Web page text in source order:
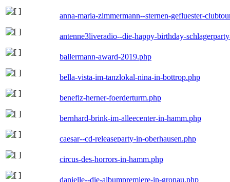
anna-maria-zimmermann--sternen-gefluester-
antenne3liveradio--die-happy-birthday-
ballermann-award-2019.php
bella-vista-im-tanzlokal-nina-in-bottrop.php
benefiz-herner-foerderturm.php
bernhard-brink-im-alleecenter-in-hamm.php
caesar--cd-releaseparty-in-oberhausen.php
circus-des-horrors-in-hamm.php
danielle--die-albumpremiere-in-gronau.php